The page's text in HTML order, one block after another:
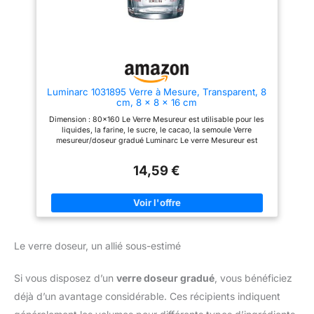
Dimensions (ØxH) : 13,5 x 19
cm, Couleur : Nordic Blue, N°
Luminarc 1031895 Verre à Mesure, Transparent, 8
cm, 8 x 8 x 16 cm
Dimension : 80x160 Le Verre Mesureur est utilisable pour les
liquides, la farine, le sucre, le cacao, la semoule Verre
mesureur/doseur gradué Luminarc Le verre Mesureur est
14,59 €
Le verre doseur, un allié sous-estimé
Si vous disposez d’un verre doseur gradué , vous bénéficiez
déjà d’un avantage considérable. Ces récipients indiquent